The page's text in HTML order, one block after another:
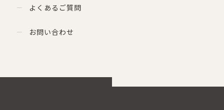
よくあるご質問
お問い合わせ